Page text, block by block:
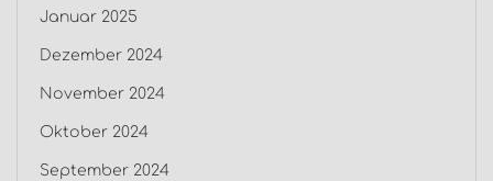
Januar 2025
Dezember 2024
November 2024
Oktober 2024
September 2024